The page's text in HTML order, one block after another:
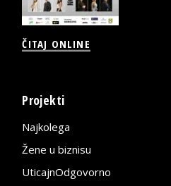
ČITAJ ONLINE
Projekti
Najkolega
Žene u biznisu
UticajnOdgovorno